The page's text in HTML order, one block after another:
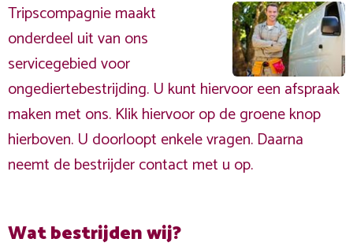
Tripscompagnie maakt
onderdeel uit van ons
servicegebied voor
ongediertebestrijding. U kunt hiervoor een afspraak
maken met ons. Klik hiervoor op de groene knop
hierboven. U doorloopt enkele vragen. Daarna
neemt de bestrijder contact met u op.
Wat bestrijden wij?